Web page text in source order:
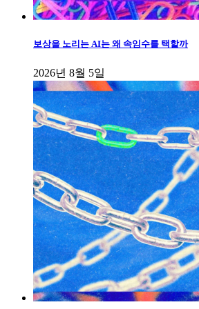
보상을 노리는 AI는 왜 속임수를 택할까
2026년 8월 5일